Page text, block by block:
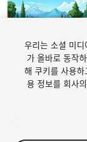
우리는 소셜 미
가 올바로 동작
해 쿠키를 사용
용 정보를 회사